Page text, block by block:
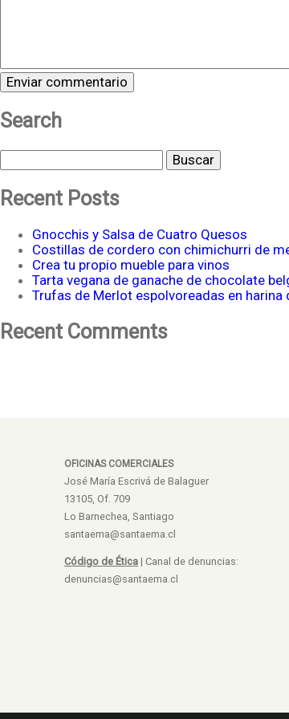
Search
Buscar
Recent Posts
Gnocchis y Salsa de Cuatro Quesos
Costillas de cordero con chimichurri de
Crea tu propio mueble para vinos
Tarta vegana de ganache de chocolate
Trufas de Merlot espolvoreadas en harina
Recent Comments
OFICINAS COMERCIALES
José María Escrivá de Balaguer
13105, Of. 709
Lo Barnechea, Santiago
santaema@santaema.cl
Código de Ética | Canal de denuncias:
denuncias@santaema.cl